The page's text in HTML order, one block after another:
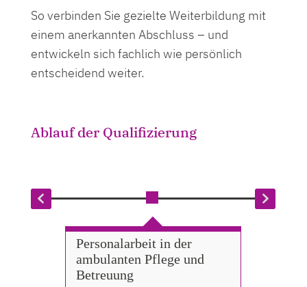
So verbinden Sie gezielte Weiterbildung mit
einem anerkannten Abschluss – und
entwickeln sich fachlich wie persönlich
entscheidend weiter.
Ablauf der Qualifizierung
Personalarbeit in der
ambulanten Pflege und
Betreuung